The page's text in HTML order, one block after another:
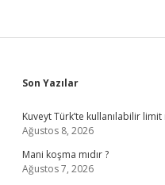
Sidebar
Son Yazılar
Kuveyt Türk’te kullanılabilir
Ağustos 8, 2026
Mani koşma mıdır ?
Ağustos 7, 2026